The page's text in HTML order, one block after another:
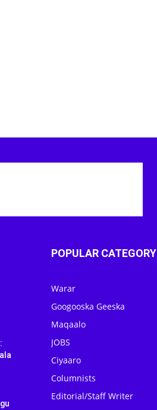
POPULAR CATEGORY
Warar
Googooska Geeska
Maqaalo
JOBS
Ciyaaro
Columnists
Editorial/Staff Writer